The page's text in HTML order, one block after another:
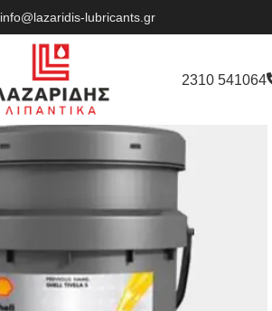
info@lazaridis-lubricants.gr
2310 541064